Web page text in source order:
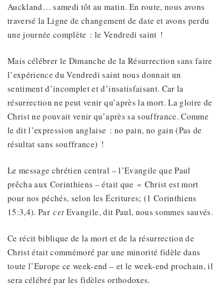
Auckland… samedi tôt au matin. En route, nous avons
traversé la Ligne de changement de date et avons perdu
une journée complète : le Vendredi saint !
Mais célébrer le Dimanche de la Résurrection sans faire
l’expérience du Vendredi saint nous donnait un
sentiment d’incomplet et d’insatisfaisant. Car la
résurrection ne peut venir qu’après la mort. La gloire de
Christ ne pouvait venir qu’après sa souffrance. Comme
le dit l’expression anglaise : no pain, no gain (Pas de
résultat sans souffrance) !
Le message chrétien central – l’Evangile que Paul
prêcha aux Corinthiens – était que « Christ est mort
pour nos péchés, selon les Écritures; (1 Corinthiens
15:3,4). Parcet Evangile, dit Paul, nous sommes sauvés.
Ce récit biblique de la mort et de la résurrection de
Christ était commémoré par une minorité fidèle dans
toute l’Europe ce week-end – et le week-end prochain, il
sera célébré par les fidèles orthodoxes.